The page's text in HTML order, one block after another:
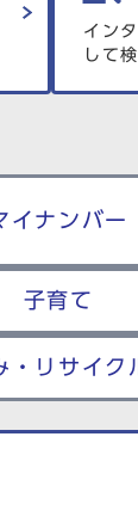
イン
して
イナンバー
子育て
・リサイク